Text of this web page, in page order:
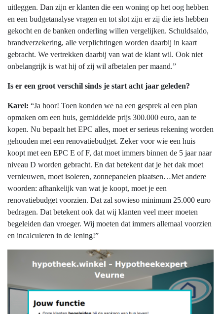
uitleggen. Dan zijn er klanten die een woning op het oog hebben
en een budgetanalyse vragen en tot slot zijn er zij die iets hebben
gekocht en de banken onderling willen vergelijken. Schuldsaldo,
brandverzekering, alle verplichtingen worden daarbij in kaart
gebracht. We vertrekken daarbij van wat de klant wil. Ook niet
onbelangrijk is wat hij of zij wil afbetalen per maand.”
Is er een groot verschil sinds je start acht jaar geleden?
Karel: “Ja hoor! Toen konden we na een gesprek al een plan
opmaken om een huis, gemiddelde prijs 300.000 euro, aan te
kopen. Nu bepaalt het EPC alles, moet er serieus rekening worden
gehouden met een renovatiebudget. Zeker voor wie een huis
koopt met een EPC E of F, dat moet immers binnen de 5 jaar naar
niveau D worden gebracht. En dat betekent dat je het dak moet
vernieuwen, moet isoleren, zonnepanelen plaatsen…Met andere
woorden: afhankelijk van wat je koopt, moet je een
renovatiebudget voorzien. Dat zal sowieso minimum 25.000 euro
bedragen. Dat betekent ook dat wij klanten veel meer moeten
begeleiden dan vroeger. Wij moeten dat immers allemaal voorzien
en incalculeren in de lening!”